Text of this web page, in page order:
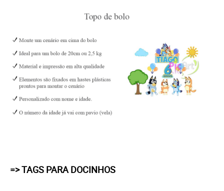
=> TAGS PARA DOCINHOS